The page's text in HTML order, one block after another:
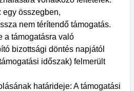
egy összegben,
nem térítendő támogatás.
a támogatásra való
bizottsági döntés napjától
időszak) felmerült
határideje: A támogatási